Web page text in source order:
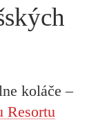
koláče –
Resortu